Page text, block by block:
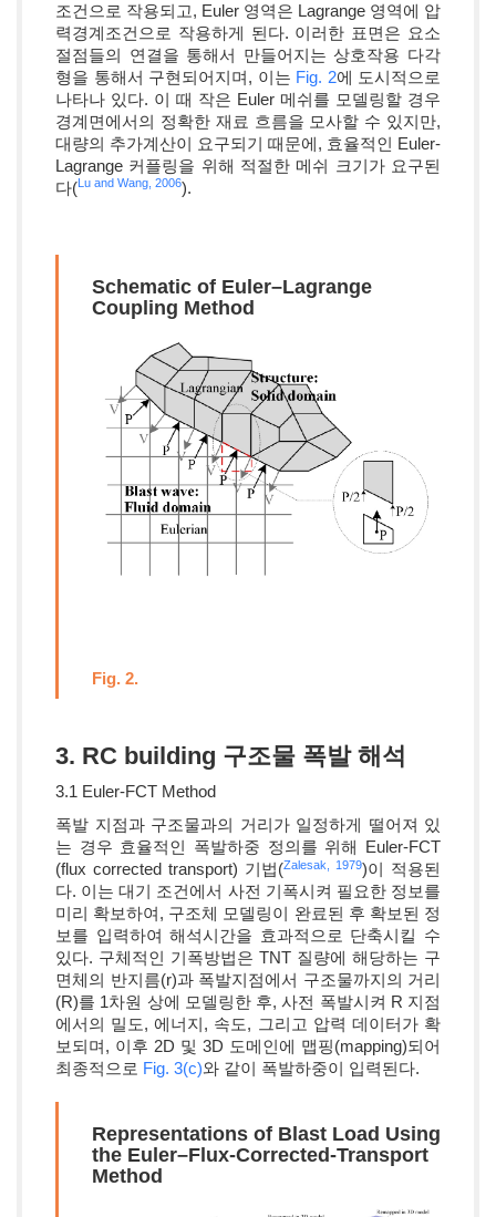
조건으로 작용되고, Euler 영역은 Lagrange 영역에 압
력경계조건으로 작용하게 된다. 이러한 표면은 요소
절점들의 연결을 통해서 만들어지는 상호작용 다각
형을 통해서 구현되어지며, 이는 Fig. 2에 도시적으로
나타나 있다. 이 때 작은 Euler 메쉬를 모델링할 경우
경계면에서의 정확한 재료 흐름을 모사할 수 있지만,
대량의 추가계산이 요구되기 때문에, 효율적인 Euler-
Lagrange 커플링을 위해 적절한 메쉬 크기가 요구된
다(Lu and Wang, 2006).
Fig. 2.
Schematic of Euler–Lagrange
Coupling Method
3. RC building 구조물 폭발 해석
3.1 Euler-FCT Method
폭발 지점과 구조물과의 거리가 일정하게 떨어져 있
는 경우 효율적인 폭발하중 정의를 위해 Euler-FCT
(flux corrected transport) 기법(Zalesak, 1979)이 적용된
다. 이는 대기 조건에서 사전 기폭시켜 필요한 정보를
미리 확보하여, 구조체 모델링이 완료된 후 확보된 정
보를 입력하여 해석시간을 효과적으로 단축시킬 수
있다. 구체적인 기폭방법은 TNT 질량에 해당하는 구
면체의 반지름(r)과 폭발지점에서 구조물까지의 거리
(R)를 1차원 상에 모델링한 후, 사전 폭발시켜 R 지점
에서의 밀도, 에너지, 속도, 그리고 압력 데이터가 확
보되며, 이후 2D 및 3D 도메인에 맵핑(mapping)되어
최종적으로 Fig. 3(c)와 같이 폭발하중이 입력된다.
Representations of Blast Load Using
the Euler–Flux-Corrected-Transport
Method